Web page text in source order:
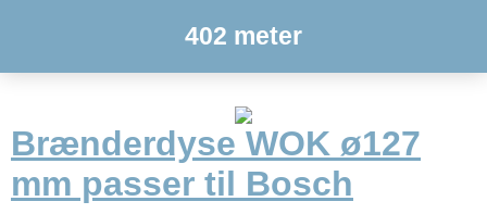
402 meter
Brænderdyse WOK ø127
mm passer til Bosch